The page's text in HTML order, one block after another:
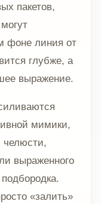
пакетов,
фоне линия от
глубже, а
выражение.
мимики,
челюсти,
выраженного
«залить»